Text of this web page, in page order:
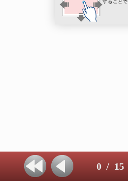
0 / 15